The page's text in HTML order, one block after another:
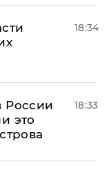
18:34
России
это
18:33